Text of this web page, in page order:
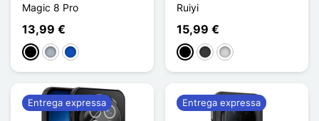
Magic 8 Pro
13,99 €
PretoCinzento
Saphir
Ruiyi
15,99 €
PretoCinzento escuro
Gris clair
Entrega expressa Entrega expressa